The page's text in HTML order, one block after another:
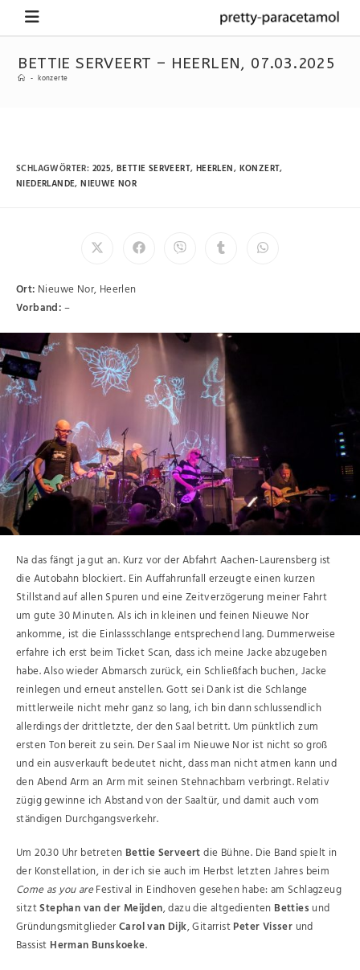
BETTIE SERVEERT – HEERLEN, 07.03.2025
- konzerte
SCHLAGWÖRTER: 2025, BETTIE SERVEERT, HEERLEN, KONZERT,
NIEDERLANDE, NIEUWE NOR
Ort: Nieuwe Nor, Heerlen
Vorband:–
Na das fängt ja gut an. Kurz vor der Abfahrt Aachen-Laurensberg ist
die Autobahn blockiert. Ein Auffahrunfall erzeugte einen kurzen
Stillstand auf allen Spuren und eine Zeitverzögerung meiner Fahrt
um gute 30 Minuten. Als ich in kleinen und feinen Nieuwe Nor
ankomme, ist die Einlassschlange entsprechend lang. Dummerweise
erfahre ich erst beim Ticket Scan, dass ich meine Jacke abzugeben
habe. Also wieder Abmarsch zurück, ein Schließfach buchen, Jacke
reinlegen und erneut anstellen. Gott sei Dank ist die Schlange
mittlerweile nicht mehr ganz so lang, ich bin dann schlussendlich
allerdings der drittletzte, der den Saal betritt. Um pünktlich zum
ersten Ton bereit zu sein. Der Saal im Nieuwe Nor ist nicht so groß
und ein ausverkauft bedeutet nicht, dass man nicht atmen kann und
den Abend Arm an Arm mit seinen Stehnachbarn verbringt. Relativ
zügig gewinne ich Abstand von der Saaltür, und damit auch vom
ständigen Durchgangsverkehr.
Um 20.30 Uhr betreten Bettie Serveertdie Bühne. Die Band spielt in
der Konstellation, in der ich sie auch im Herbst letzten Jahres beim
Come as you areFestival in Eindhoven gesehen habe: am Schlagzeug
sitztStephan van der Meijden, dazu die altgedienten Betties und
GründungsmitgliederCarol van Dijk, GitarristPeter Visser und
Bassist Herman Bunskoeke.